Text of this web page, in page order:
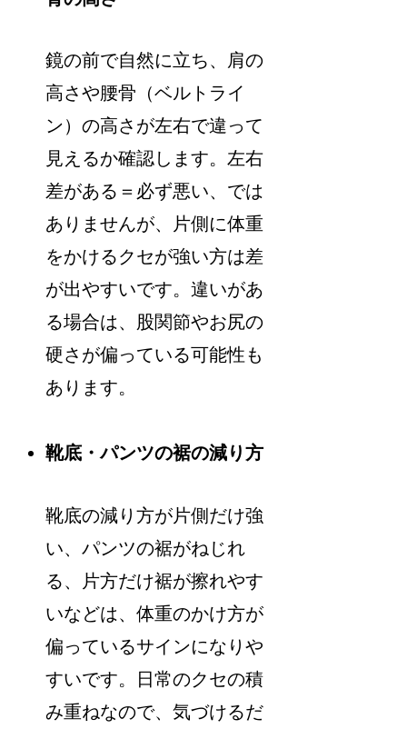
鏡の前で自然に立ち、肩の
高さや腰骨（ベルトライ
ン）の高さが左右で違って
見えるか確認します。左右
差がある＝必ず悪い、では
ありませんが、片側に体重
をかけるクセが強い方は差
が出やすいです。違いがあ
る場合は、股関節やお尻の
硬さが偏っている可能性も
あります。
靴底・パンツの裾の減り方
靴底の減り方が片側だけ強
い、パンツの裾がねじれ
る、片方だけ裾が擦れやす
いなどは、体重のかけ方が
偏っているサインになりや
すいです。日常のクセの積
み重ねなので、気づけるだ